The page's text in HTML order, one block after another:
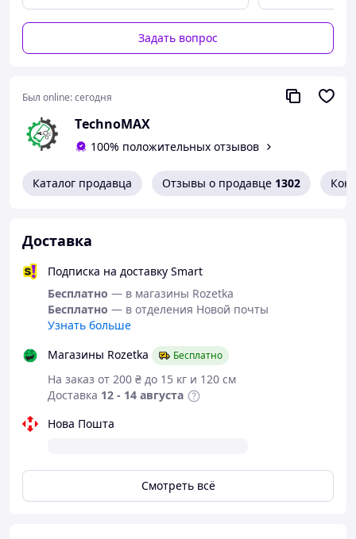
Задать вопрос
Был online:сегодня
ТechnoMAX
100% положительных отзывов
Каталог продавца Отзывы о продавце 1302
Доставка
Подписка на доставку Smart
Бесплатно — в магазины Rozetka
Бесплатно — в отделения Новой почты
Узнать больше
Магазины Rozetka
Бесплатно
На заказ от 200 ₴ до 15 кг и 120 см
Доставка 12 - 14 августа
Нова Пошта
Смотреть всё